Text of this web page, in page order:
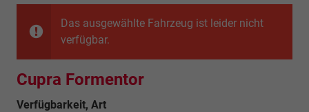
Das ausgewählte Fahrzeug ist leider nicht
verfügbar.
Cupra Formentor
Verfügbarkeit, Art